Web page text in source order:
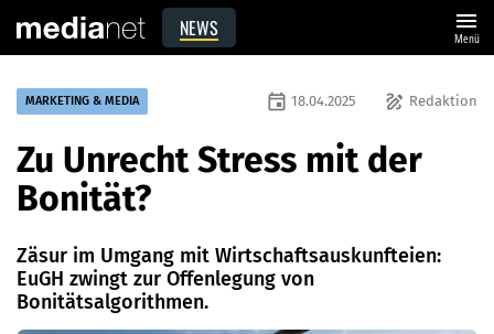
NEWS menu
Menü
MARKETING & MEDIA draw Redaktion
event 18.04.2025
Zu Unrecht Stress mit der
Bonität?
Zäsur im Umgang mit Wirtschaftsauskunfteien:
EuGH zwingt zur Offenlegung von
Bonitätsalgorithmen.